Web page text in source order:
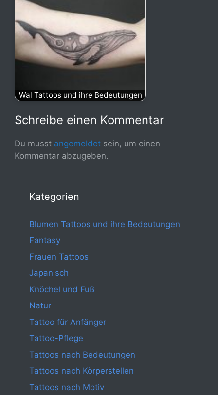
Wal Tattoos und ihre Bedeutungen
Schreibe einen Kommentar
Du musst angemeldet sein, um einen
Kommentar abzugeben.
Kategorien
Blumen Tattoos und ihre Bedeutungen
Fantasy
Frauen Tattoos
Japanisch
Knöchel und Fuß
Natur
Tattoo für Anfänger
Tattoo-Pflege
Tattoos nach Bedeutungen
Tattoos nach Körperstellen
Tattoos nach Motiv